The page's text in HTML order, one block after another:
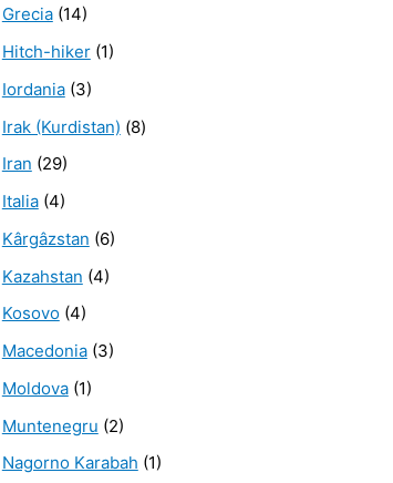
Grecia(14)
Hitch-hiker(1)
Iordania(3)
Irak (Kurdistan) (8)
Iran (29)
Italia(4)
Kârgâzstan (6)
Kazahstan (4)
Kosovo(4)
Macedonia(3)
Moldova(1)
Muntenegru (2)
Nagorno Karabah (1)